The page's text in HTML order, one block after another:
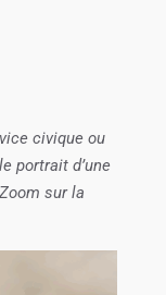
civique ou
portrait d’une
sur la